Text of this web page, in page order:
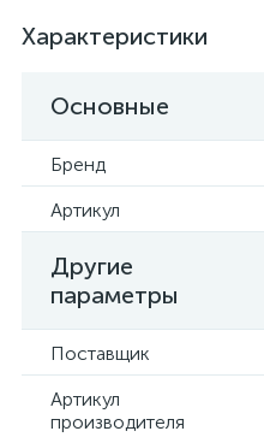
Характеристики
Основные
Бренд
Артикул
Другие
параметры
Поставщик
Артикул
производителя